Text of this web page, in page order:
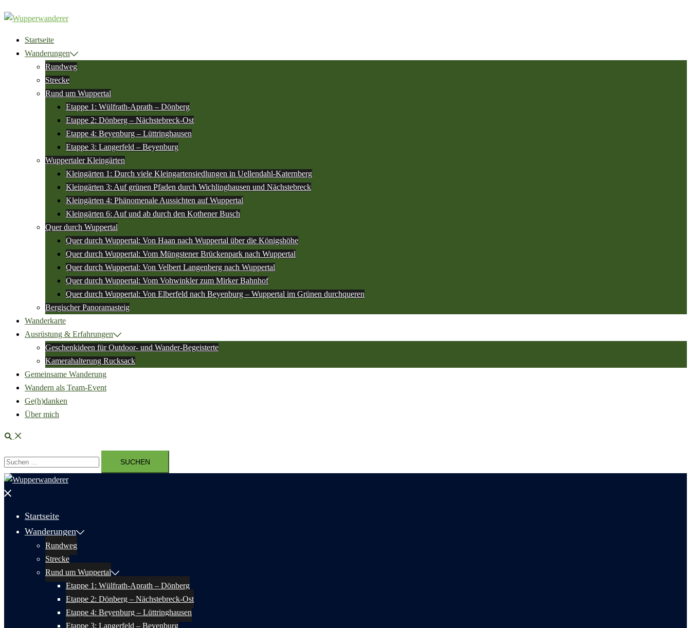
Zum
Inhalt
springenStartseite
Wanderungen
Rundweg
Strecke
Rund um Wuppertal
Etappe 1: Wülfrath-Aprath – Dönberg
Etappe 2: Dönberg – Nächstebreck-Ost
Etappe 4: Beyenburg – Lüttringhausen
Etappe 3: Langerfeld – Beyenburg
Wuppertaler Kleingärten
Kleingärten 1: Durch viele Kleingartensiedlungen in Uellendahl-Katernberg
Kleingärten 3: Auf grünen Pfaden durch Wichlinghausen und Nächstebreck
Kleingärten 4: Phänomenale Aussichten auf Wuppertal
Kleingärten 6: Auf und ab durch den Kothener Busch
Quer durch Wuppertal
Quer durch Wuppertal: Von Haan nach Wuppertal über die Königshöhe
Quer durch Wuppertal: Vom Müngstener Brückenpark nach Wuppertal
Quer durch Wuppertal: Von Velbert Langenberg nach Wuppertal
Quer durch Wuppertal: Vom Vohwinkler zum Mirker Bahnhof
Quer durch Wuppertal: Von Elberfeld nach Beyenburg – Wuppertal im Grünen durchqueren
Bergischer Panoramasteig
Wanderkarte
Ausrüstung & Erfahrungen
Geschenkideen für Outdoor- und Wander-Begeisterte
Kamerahalterung Rucksack
Gemeinsame Wanderung
Wandern als Team-Event
Ge(h)danken
Über mich
Suche
Suchen
nach:
Menü
Startseite
Wanderungen
Rundweg
Strecke
Rund um Wuppertal
Etappe 1: Wülfrath-Aprath – Dönberg
Etappe 2: Dönberg – Nächstebreck-Ost
Etappe 4: Beyenburg – Lüttringhausen
Etappe 3: Langerfeld – Beyenburg